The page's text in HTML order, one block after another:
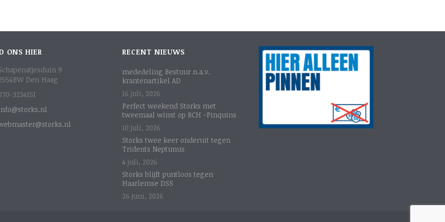
ONS HIER
9
Den Haag
3234151
RECENT NIEUWS
mededeling Bestuur n.a.v.
krantenartikel AD
16 juli, 2026
Perfect weekend Storks met
tweemaal winst op RCH -Pinquins
10 juli, 2026
Storks twee keer onderuit tegen
Tridents Neptunus
4 juli, 2026
Storks blijft puntloos tegen
Haarlemse DSS
26 juni, 2026